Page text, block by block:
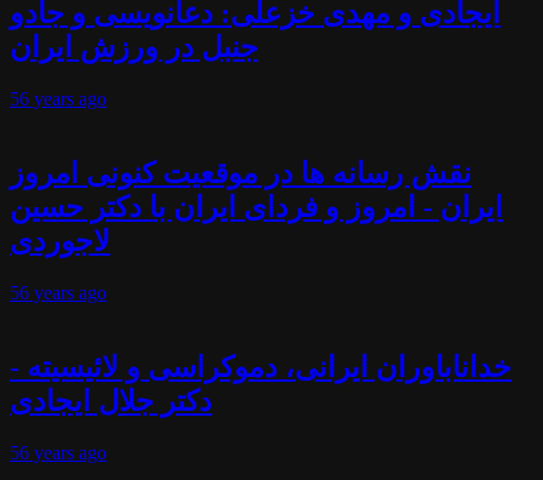
ایجادی و مهدی خزعلی: دعانویسی و جادو
جنبل در ورزش ایران
56 years ago
نقش رسانه ها در موقعیت کنونی امروز
ایران - امروز و فردای ایران با دکتر حسین
لاجوردی
56 years ago
خداناباوران ایرانی، دموکراسی و لائیسیته -
دکتر جلال ایجادی
56 years ago